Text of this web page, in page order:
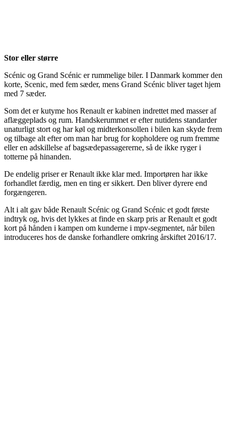
Stor eller større
Scénic og Grand Scénic er rummelige biler. I Danmark kommer den
korte, Scenic, med fem sæder, mens Grand Scénic bliver taget hjem
med 7 sæder.
Som det er kutyme hos Renault er kabinen indrettet med masser af
aflæggeplads og rum. Handskerummet er efter nutidens standarder
unaturligt stort og har køl og midterkonsollen i bilen kan skyde frem
og tilbage alt efter om man har brug for kopholdere og rum fremme
eller en adskillelse af bagsædepassagererne, så de ikke ryger i
totterne på hinanden.
De endelig priser er Renault ikke klar med. Importøren har ikke
forhandlet færdig, men en ting er sikkert. Den bliver dyrere end
forgængeren.
Alt i alt gav både Renault Scénic og Grand Scénic et godt første
indtryk og, hvis det lykkes at finde en skarp pris ar Renault et godt
kort på hånden i kampen om kunderne i mpv-segmentet, når bilen
introduceres hos de danske forhandlere omkring årskiftet 2016/17.